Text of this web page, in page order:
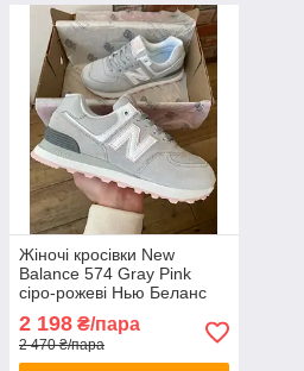
Жіночі кросівки New
Balance 574 Gray Pink
сіро-рожеві Нью Беланс
літо
2 198 ₴/пара
2 470 ₴/пара